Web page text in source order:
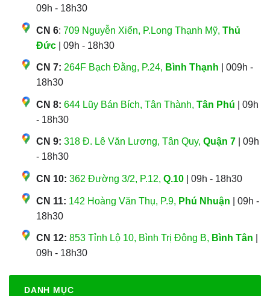
09h - 18h30
CN 6: 709 Nguyễn Xiển, P.Long Thạnh Mỹ, Thủ
Đức | 09h - 18h30
CN 7: 264F Bạch Đằng, P.24, Bình Thạnh | 009h -
18h30
CN 8: 644 Lũy Bán Bích, Tân Thành, Tân Phú | 09h
- 18h30
CN 9: 318 Đ. Lê Văn Lương, Tân Quy, Quận 7 | 09h
- 18h30
CN 10: 362 Đường 3/2, P.12, Q.10 | 09h - 18h30
CN 11: 142 Hoàng Văn Thụ, P.9, Phú Nhuận | 09h -
18h30
CN 12: 853 Tỉnh Lộ 10, Bình Trị Đông B, Bình Tân
09h - 18h30
DANH MỤC